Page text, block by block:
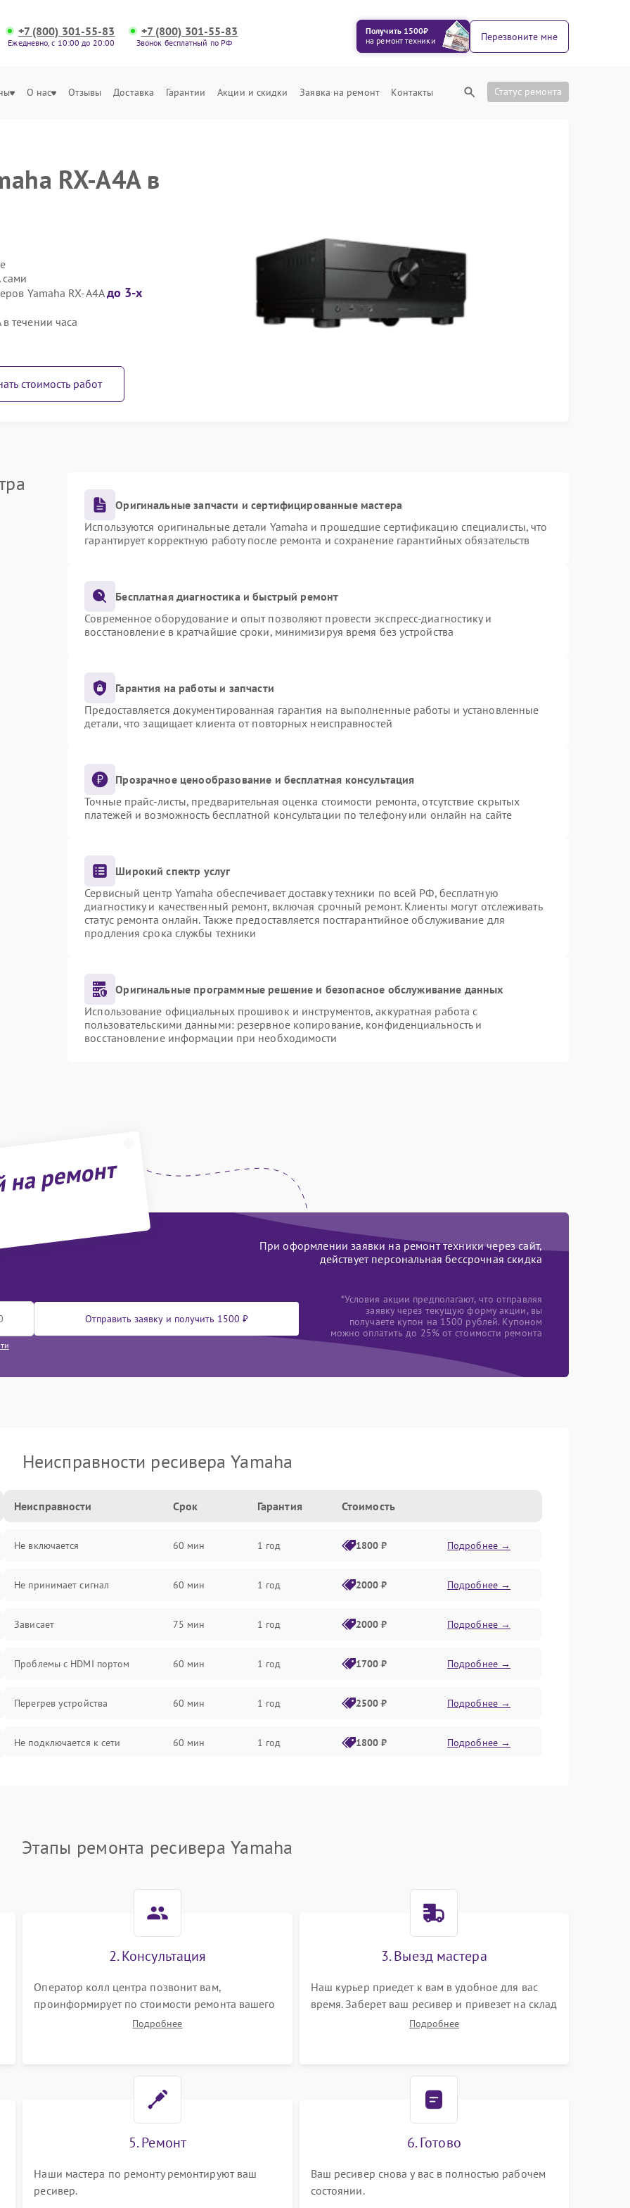
+7 (800) 301-55-83
Ежедневно, с 10:00 до 20:00
+7 (800) 301-55-83
Звонок бесплатный по РФ
Получить 1500₽
на ремонт техники
Перезвоните мне
О нас Отзывы Доставка Гарантии Акции и скидки Заявка на ремонт Контакты Статус ремонта
RX-A4A в
сами
Yamaha RX-A4Aдо 3-х
течении часа
стоимость работ
Оригинальные запчасти и сертифицированные мастера
Используются оригинальные детали Yamaha и прошедшие сертификацию специалисты, что
гарантирует корректную работу после ремонта и сохранение гарантийных обязательств
Бесплатная диагностика и быстрый ремонт
Современное оборудование и опыт позволяют провести экспресс-диагностику и
восстановление в кратчайшие сроки, минимизируя время без устройства
Гарантия на работы и запчасти
Предоставляется документированная гарантия на выполненные работы и установленные
детали, что защищает клиента от повторных неисправностей
Прозрачное ценообразование и бесплатная консультация
Точные прайс-листы, предварительная оценка стоимости ремонта, отсутствие скрытых
платежей и возможность бесплатной консультации по телефону или онлайн на сайте
Широкий спектр услуг
Сервисный центр Yamaha обеспечивает доставку техники по всей РФ, бесплатную
диагностику и качественный ремонт, включая срочный ремонт. Клиенты могут отслеживать
статус ремонта онлайн. Также предоставляется постгарантийное обслуживание для
продления срока службы техники
Оригинальные программные решение и безопасное обслуживание данных
Использование официальных прошивок и инструментов, аккуратная работа с
пользовательскими данными: резервное копирование, конфиденциальность и
восстановление информации при необходимости
ремонт
При оформлении заявки на ремонт техники через сайт,
действует персональная бессрочная скидка
Отправить заявку и получить 1500 ₽
*Условия акции предполагают, что отправляя
заявку через текущую форму акции, вы
получаете купон на 1500 рублей. Купоном
можно оплатить до 25% от стоимости ремонта
Неисправности ресивера Yamaha
Неисправности Срок Гарантия Стоимость
Не включается 60 мин 1 год 1800 ₽ Подробнее →
Не принимает сигнал 60 мин 1 год 2000 ₽ Подробнее →
Зависает 75 мин 1 год 2000 ₽ Подробнее →
Проблемы с HDMI портом 60 мин 1 год 1700 ₽ Подробнее →
Перегрев устройства 60 мин 1 год 2500 ₽ Подробнее →
Не подключается к сети 60 мин 1 год 1800 ₽ Подробнее →
Не работает выход на телевизор
Этапы ремонта ресивера Yamaha
2. Консультация
Оператор колл центра позвонит вам,
проинформирует по стоимости ремонта вашего
ресивера а также ответит на все ваши вопросы.
Подробнее
3. Выезд мастера
Наш курьер приедет к вам в удобное для вас
время. Заберет ваш ресивер и привезет на склад
Подробнее
5. Ремонт
Наши мастера по ремонту ремонтируют ваш
ресивер.
6. Готово
Ваш ресивер снова у вас в полностью рабочем
состоянии.